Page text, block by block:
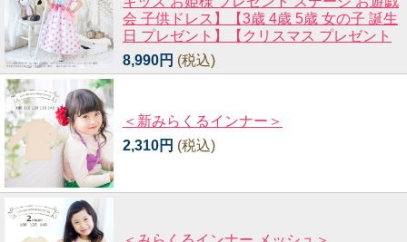
会 子供ドレス】【3歳 4歳 5歳 女の子 誕生
日 プレゼント】【クリスマス プレゼント
8,990円 (税込)
＜新みらくるインナー＞
2,310円 (税込)